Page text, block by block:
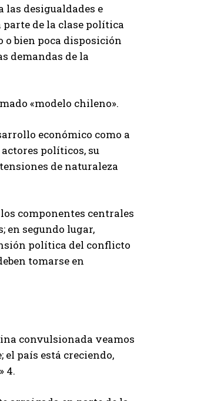
las desigualdades e
de la clase política
o bien poca disposición
demandas de la
«modelo chileno».
económico como a
políticos, su
de naturaleza
componentes centrales
en segundo lugar,
política del conflicto
tomarse en
convulsionada veamos
el país está creciendo,
4.